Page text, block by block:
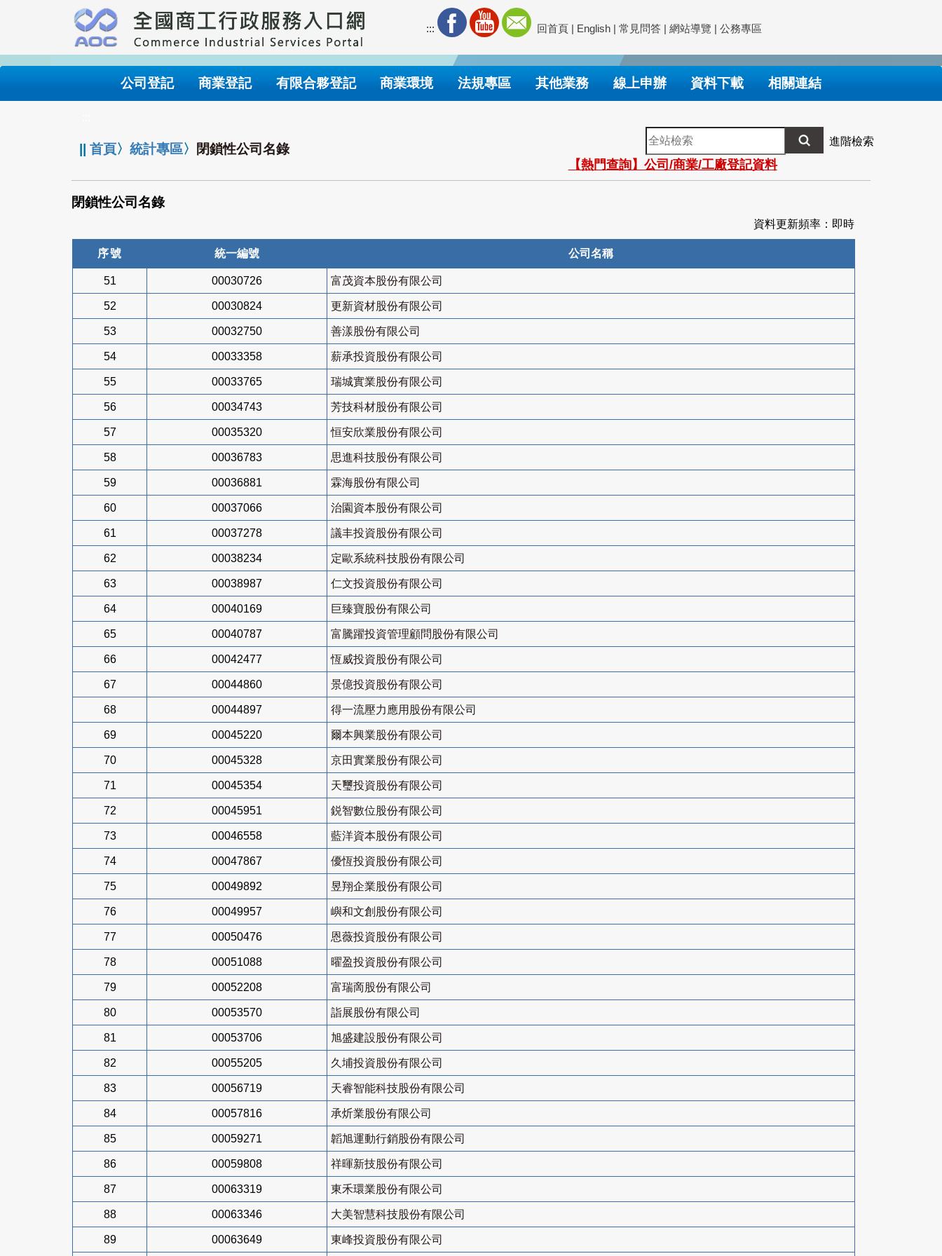
要
內
::: 回首頁 | English | 常見問答 | 網站導覽 | 公務專區
公司登記 商業登記 有限合夥登記 商業環境 法規專區 其他業務 線上申辦 資料下載 相關連結
||首頁〉統計專區〉 閉鎖性公司名錄
全
站
檢
索
進階檢索
【熱門查詢】公司/商業/工廠登記資料
閉鎖性公司名錄
資料更新頻率：即時
序號 統一編號 公司名稱
51 00030726 富茂資本股份有限公司
52 00030824 更新資材股份有限公司
53 00032750 善漾股份有限公司
54 00033358 薪承投資股份有限公司
55 00033765 瑞城實業股份有限公司
56 00034743 芳技科材股份有限公司
57 00035320 恒安欣業股份有限公司
58 00036783 思進科技股份有限公司
59 00036881 霖海股份有限公司
60 00037066 治園資本股份有限公司
61 00037278 議丰投資股份有限公司
62 00038234 定歐系統科技股份有限公司
63 00038987 仁文投資股份有限公司
64 00040169 巨臻寶股份有限公司
65 00040787 富騰躍投資管理顧問股份有限公司
66 00042477 恆威投資股份有限公司
67 00044860 景億投資股份有限公司
68 00044897 得一流壓力應用股份有限公司
69 00045220 爾本興業股份有限公司
70 00045328 京田實業股份有限公司
71 00045354 天璽投資股份有限公司
72 00045951 鋭智數位股份有限公司
73 00046558 藍洋資本股份有限公司
74 00047867 優恆投資股份有限公司
75 00049892 昱翔企業股份有限公司
76 00049957 嶼和文創股份有限公司
77 00050476 恩薇投資股份有限公司
78 00051088 曜盈投資股份有限公司
79 00052208 富瑞啇股份有限公司
80 00053570 詣展股份有限公司
81 00053706 旭盛建設股份有限公司
82 00055205 久埔投資股份有限公司
83 00056719 天睿智能科技股份有限公司
84 00057816 承炘業股份有限公司
85 00059271 韜旭運動行銷股份有限公司
86 00059808 祥暉新技股份有限公司
87 00063319 東禾環業股份有限公司
88 00063346 大美智慧科技股份有限公司
89 00063649 東峰投資股份有限公司